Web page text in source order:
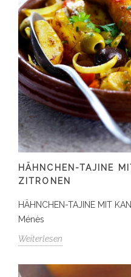
HÄHNCHEN-TAJINE
ZITRONEN
HÄHNCHEN-TAJINE MIT
Ménès
Weiterlesen